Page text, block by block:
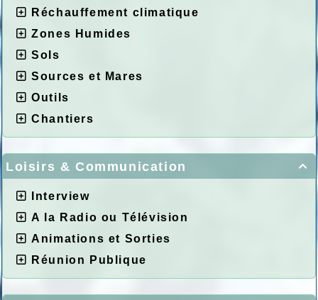
Réchauffement climatique
Zones Humides
Sols
Sources et Mares
Outils
Chantiers

Loisirs & Communication
Interview
A la Radio ou Télévision
Animations et Sorties
Réunion Publique